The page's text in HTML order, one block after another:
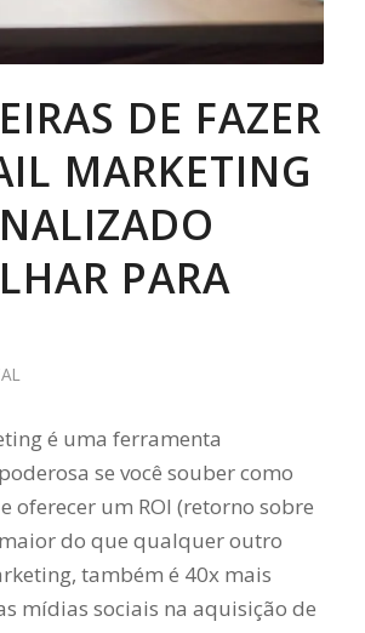
DE FAZER
MARKETING
PARA
é uma ferramenta
se você souber como
oferecer um ROI (retorno sobre
do que qualquer outro
também é 40x mais
mídias sociais na aquisição de